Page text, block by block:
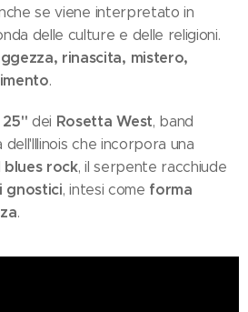
se viene interpretato in
delle culture e delle religioni.
rinascita, mistero,
.
25" dei Rosetta West, band
che incorpora una
blues rock, il serpente racchiude
gnostici, intesi come forma
.